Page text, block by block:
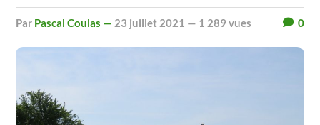
par Pascal Coulas — 23 juillet 2021 — 1 289 vues 0